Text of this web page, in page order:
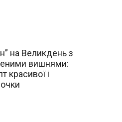
на Великдень з
вишнями:
красивої і